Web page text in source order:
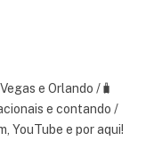
e Orlando /🧳
e contando /
YouTube e por aqui!